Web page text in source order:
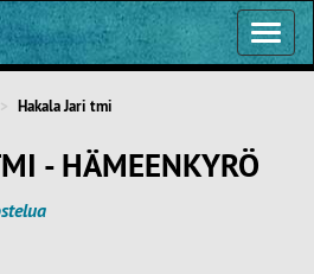
Hakala Jari tmi
- HÄMEENKYRÖ